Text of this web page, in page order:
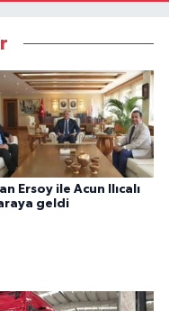
Ersoy ile Acun Ilıcalı
geldi